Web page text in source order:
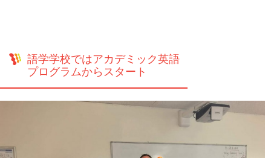
語学学校ではアカデミック英語
プログラムからスタート